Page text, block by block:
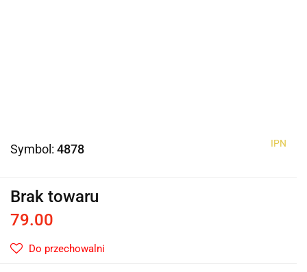
Symbol: 4878 IPN
Brak towaru
79.00
Do przechowalni